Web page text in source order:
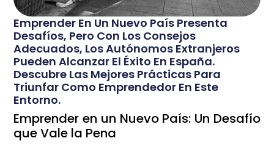
Emprender En Un Nuevo País Presenta
Desafíos, Pero Con Los Consejos
Adecuados, Los Autónomos Extranjeros
Pueden Alcanzar El Éxito En España.
Descubre Las Mejores Prácticas Para
Triunfar Como Emprendedor En Este
Entorno.
Emprender en un Nuevo País: Un Desafío
que Vale la Pena